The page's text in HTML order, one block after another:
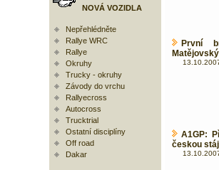
NOVÁ VOZIDLA
Nepřehlédněte
Rallye WRC
Rallye
Okruhy
Trucky - okruhy
Závody do vrchu
Rallyecross
Autocross
Trucktrial
Ostatní disciplíny
Off road
Dakar
První
A1GP:
českou stáj